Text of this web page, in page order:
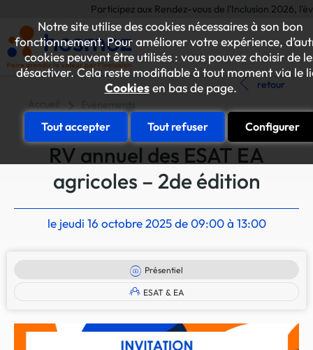
Notre site utilise des cookies nécessaires à son bon
fonctionnement. Pour améliorer votre expérience,
cookies peuvent être utilisés : vous pouvez choisir de
désactiver. Cela reste modifiable à tout moment via le
Cookiesen bas de page.
Tout accepter Tout refuser Configurer
Participez aux Rendez-vous de l'Inclusion 2026,
retour
RV annuel des ESAT EA
agricoles – 2de édition
le jeudi 16 octobre 2025 de 09:00 à 13:00
Présentiel
ESAT & EA